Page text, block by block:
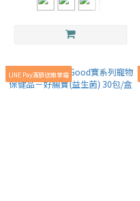
LINE Pay滿額送嫩掌霜